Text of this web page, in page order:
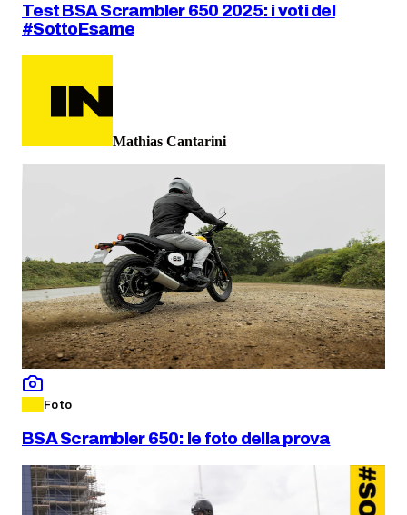
Test BSA Scrambler 650 2025: i voti del
#SottoEsame
Mathias Cantarini
Foto
BSA Scrambler 650: le foto della prova